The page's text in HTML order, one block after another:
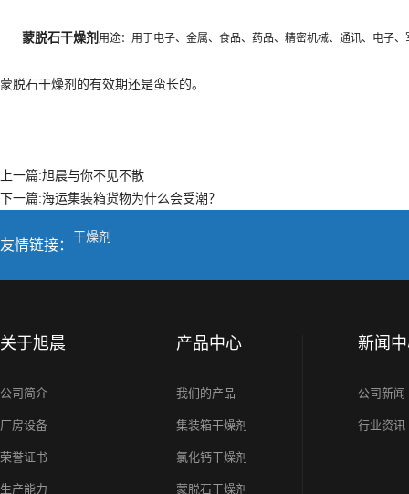
蒙脱石干燥剂 用途：用于电子、金属、食品、药品、精密机械、通讯、电子
蒙脱石干燥剂 的有效期还是蛮长的。
上一篇:旭晨与你不见不散
下一篇:海运集装箱货物为什么会受潮？
友情链接：
干燥剂
关于旭晨
公司简介
厂房设备
荣誉证书
生产能力
产品中心
我们的产品
集装箱干燥剂
氯化钙干燥剂
蒙脱石干燥剂
新闻
公司新闻
行业资讯